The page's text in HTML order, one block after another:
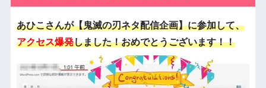
あひこさんが【鬼滅の刃ネタ配信企画】に参加して、
アクセス爆発しました！おめでとうございます！！